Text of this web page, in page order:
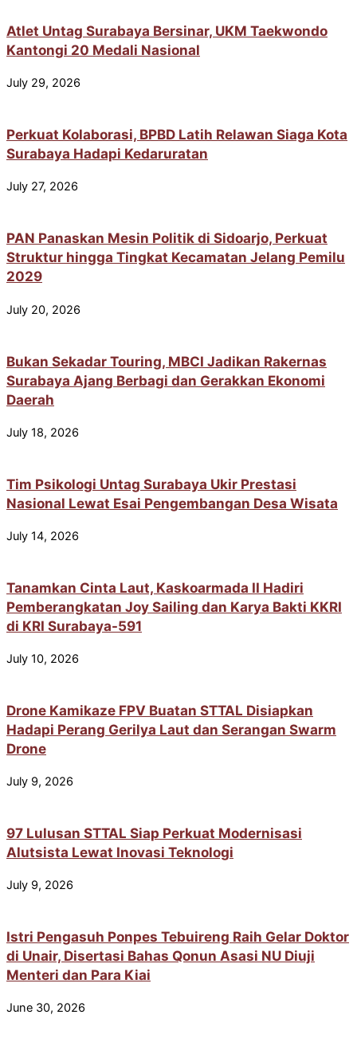
Atlet Untag Surabaya Bersinar, UKM Taekwondo
Kantongi 20 Medali Nasional
July 29, 2026
Perkuat Kolaborasi, BPBD Latih Relawan Siaga Kota
Surabaya Hadapi Kedaruratan
July 27, 2026
PAN Panaskan Mesin Politik di Sidoarjo, Perkuat
Struktur hingga Tingkat Kecamatan Jelang Pemilu
2029
July 20, 2026
Bukan Sekadar Touring, MBCI Jadikan Rakernas
Surabaya Ajang Berbagi dan Gerakkan Ekonomi
Daerah
July 18, 2026
Tim Psikologi Untag Surabaya Ukir Prestasi
Nasional Lewat Esai Pengembangan Desa Wisata
July 14, 2026
Tanamkan Cinta Laut, Kaskoarmada II Hadiri
Pemberangkatan Joy Sailing dan Karya Bakti KKRI
di KRI Surabaya-591
July 10, 2026
Drone Kamikaze FPV Buatan STTAL Disiapkan
Hadapi Perang Gerilya Laut dan Serangan Swarm
Drone
July 9, 2026
97 Lulusan STTAL Siap Perkuat Modernisasi
Alutsista Lewat Inovasi Teknologi
July 9, 2026
Istri Pengasuh Ponpes Tebuireng Raih Gelar Doktor
di Unair, Disertasi Bahas Qonun Asasi NU Diuji
Menteri dan Para Kiai
June 30, 2026